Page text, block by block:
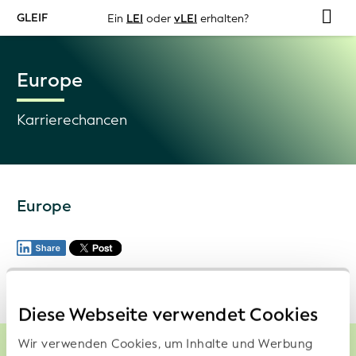
Diese Webseite verwendet Cookies
Wir verwenden Cookies, um Inhalte und Werbung
GLEIF Ein LEI oder vLEI erhalten?
Europe
Karrierechancen
Europe